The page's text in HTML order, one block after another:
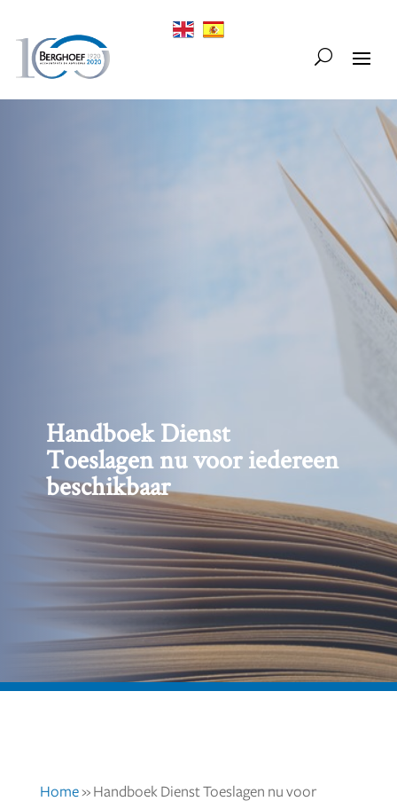
Handboek Dienst
Toeslagen nu voor iedereen
beschikbaar
Home» Handboek Dienst Toeslagen nu voor